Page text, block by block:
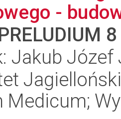
-
8
Jakub Józef
Medicum;